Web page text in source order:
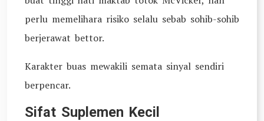
perlu memelihara risiko selalu sebab sohib-sohib
berjerawat bettor.
Karakter buas mewakili semata sinyal sendiri
berpencar.
Sifat Suplemen Kecil